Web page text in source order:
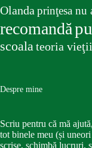
Olandaprinţesa nu
recomandă
scoalateoria vieţii
Despre mine
Scriu pentru că mă
tot binele meu (și
scrise, schimbă lucruri,